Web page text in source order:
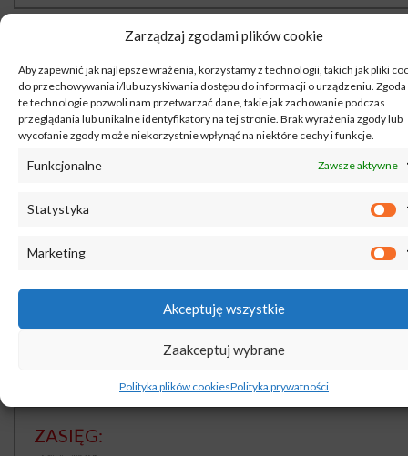
Zarządzaj zgodami plików cookie
Aby zapewnić jak najlepsze wrażenia, korzystamy z technologii, takich jak pliki
do przechowywania i/lub uzyskiwania dostępu do informacji o urządzeniu. Zgoda
te technologie pozwoli nam przetwarzać dane, takie jak zachowanie podczas
przeglądania lub unikalne identyfikatory na tej stronie. Brak wyrażenia zgody lub
wycofanie zgody może niekorzystnie wpłynąć na niektóre cechy i funkcje.
Funkcjonalne Zawsze aktywne
Statystyka
Marketing
Akceptuję wszystkie
Zaakceptuj wybrane
Polityka plików cookiesPolityka prywatności
CZYM SĄ PRĘTY ZBROJENIOWE?
Pręty zbrojeniowe to jedne z podstawowych
stali zbrojeniowej. Występują w formie gładkiej
związaniu w odpowiednie figury wątkiem
powstają odporne konstrukcje żelbetowe. Przy
potrzebnych Ci prętów obniży się do średnicy #16.
zbrojeniowe dzięki dużej twardości, odporności
odkształcenia, trwałości wymiarowej perfekcyjni
się do umocnienia konstrukcji żelbetonowych.
ZASIĘG: